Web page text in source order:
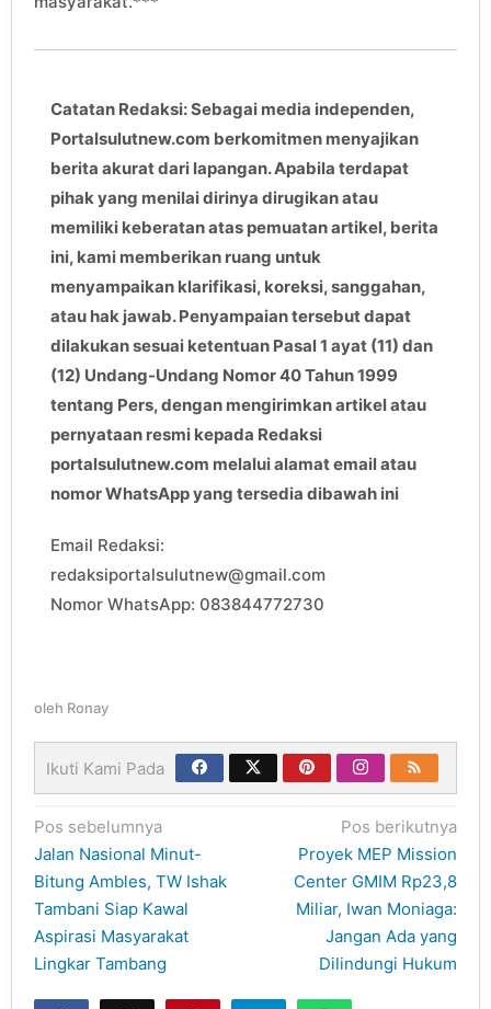
Catatan Redaksi: Sebagai media independen,
Portalsulutnew.com berkomitmen menyajikan
berita akurat dari lapangan. Apabila terdapat
pihak yang menilai dirinya dirugikan atau
memiliki keberatan atas pemuatan artikel, berita
ini, kami memberikan ruang untuk
menyampaikan klarifikasi, koreksi, sanggahan,
atau hak jawab. Penyampaian tersebut dapat
dilakukan sesuai ketentuan Pasal 1 ayat (11) dan
(12) Undang-Undang Nomor 40 Tahun 1999
tentang Pers, dengan mengirimkan artikel atau
pernyataan resmi kepada Redaksi
portalsulutnew.com melalui alamat email atau
nomor WhatsApp yang tersedia dibawah ini
Email Redaksi:
redaksiportalsulutnew@gmail.com
Nomor WhatsApp: 083844772730
oleh Ronay
Ikuti Kami Pada
Navigasi
pos
Pos sebelumnya
Jalan Nasional Minut-
Bitung Ambles, TW Ishak
Tambani Siap Kawal
Aspirasi Masyarakat
Lingkar Tambang
Pos berikutnya
Proyek MEP Mission
Center GMIM Rp23,8
Miliar, Iwan Moniaga:
Jangan Ada yang
Dilindungi Hukum